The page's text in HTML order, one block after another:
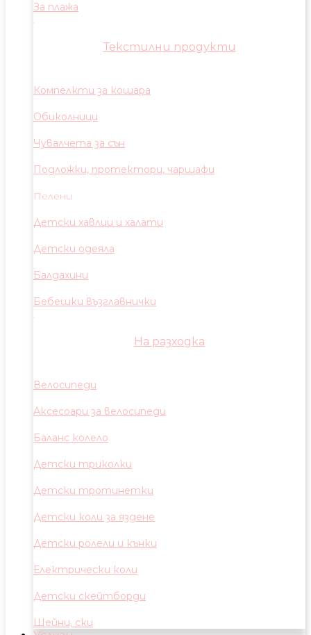
За плажа
Текстилни продукти
Компелкти за кошара
Обиколници
Чувалчета за сън
Подложки, протектори, чаршафи
Пелени
Детски хавлии и халати
Детски одеяла
Балдахини
Бебешки възглавнички
На разходка
Велосипеди
Аксесоари за велосипеди
Баланс колело
Детски триколки
Детски тротинетки
Детски коли за яздене
Детски ролели и кънки
Електрически коли
Детски скейтборди
Шейни, ски